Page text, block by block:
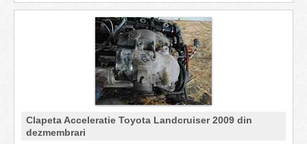
Clapeta Acceleratie Toyota Landcruiser 2009 din
dezmembrari